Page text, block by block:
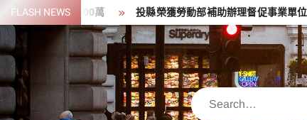
Skip
to
content
FLASH NEWS
重罰300萬 投縣榮獲勞動部補助辦理督促事業單位遵守勞
Search